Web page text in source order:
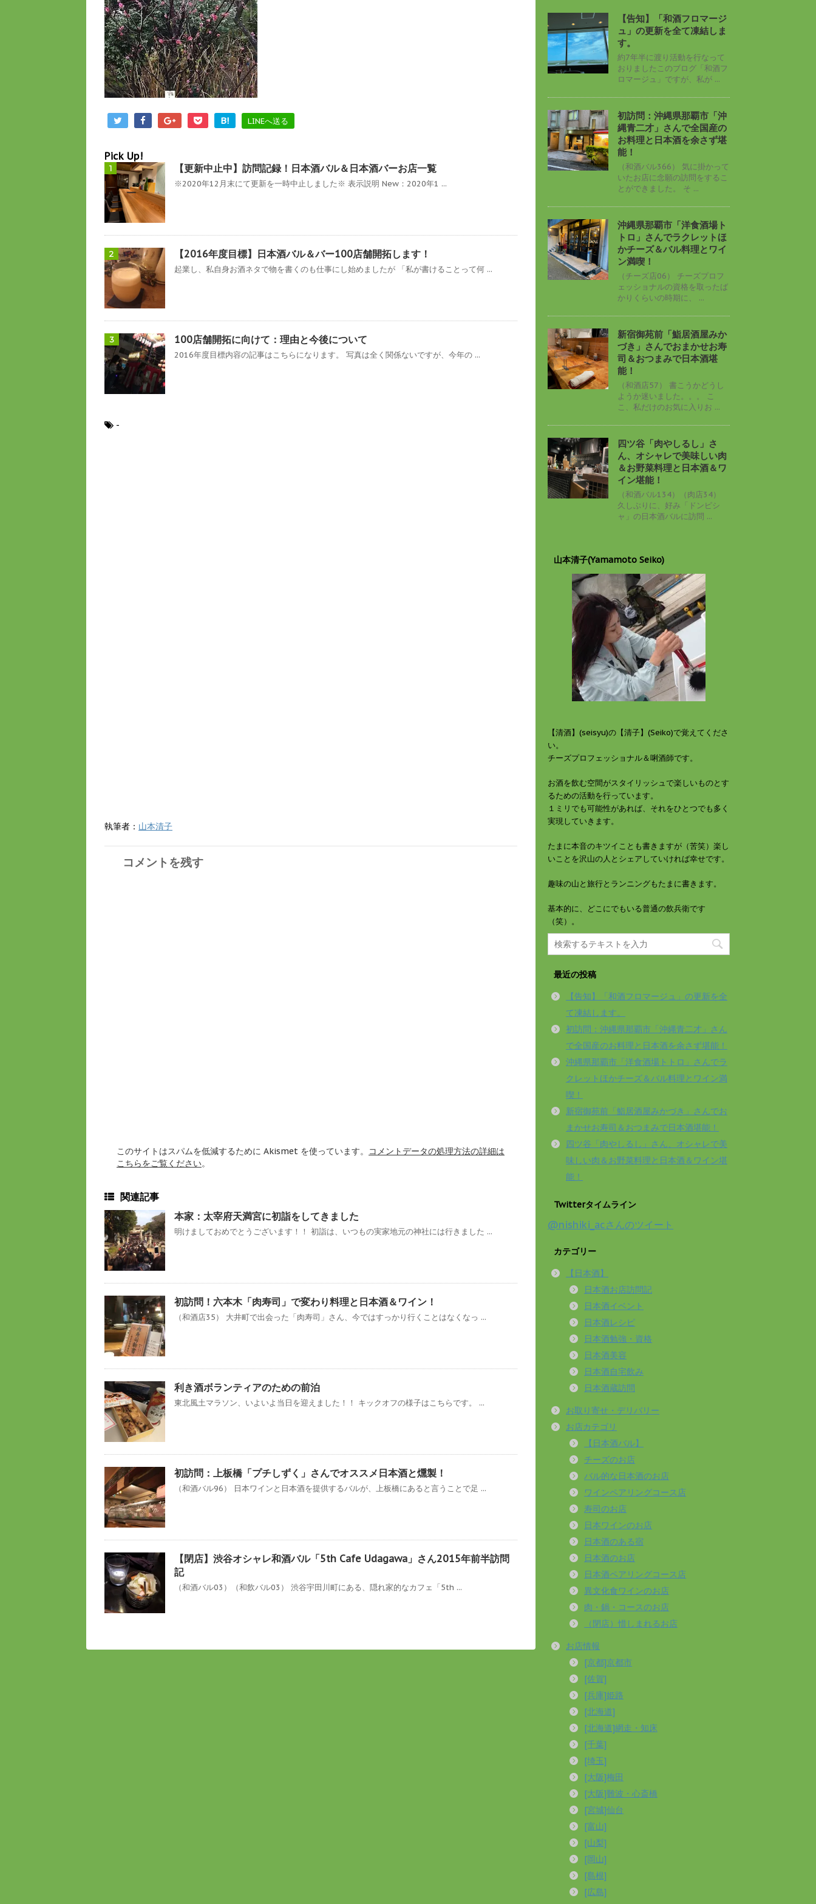
B! LINEへ送る
Pick Up!
1 【更新中止中】訪問記録！日本酒バル＆日本酒バーお店一覧
※2020年12月末にて更新を一時中止しました※ 表示説明 New：2020年1 ...
2 【2016年度目標】日本酒バル＆バー100店舗開拓します！
起業し、私自身お酒ネタで物を書くのも仕事にし始めましたが 「私が書けることって何 ...
3 100店舗開拓に向けて：理由と今後について
2016年度目標内容の記事はこちらになります。 写真は全く関係ないですが、今年の ...
-
執筆者： 山本清子
コメントを残す
このサイトはスパムを低減するために Akismet を使っています。
コメントデータの処理方法の詳細は
こちらをご覧ください。
関連記事
本家：太宰府天満宮に初詣をしてきました
明けましておめでとうございます！！ 初詣は、いつもの実家地元の神社には行きました ...
初訪問！六本木「肉寿司」で変わり料理と日本酒＆ワイン！
（和酒店35） 大井町で出会った「肉寿司」さん、今ではすっかり行くことはなくなっ ...
利き酒ボランティアのための前泊
東北風土マラソン、いよいよ当日を迎えました！！ キックオフの様子はこちらです。 ...
初訪問：上板橋「プチしずく」さんでオススメ日本酒と燻製！
（和酒バル96） 日本ワインと日本酒を提供するバルが、上板橋にあると言うことで足 ...
【閉店】渋谷オシャレ和酒バル「5th Cafe Udagawa」さん2015年前半訪問
記
（和酒バル03）（和飲バル03） 渋谷宇田川町にある、隠れ家的なカフェ「5th ...
【告知】「和酒フロマージ
ュ」の更新を全て凍結しま
す。
約7年半に渡り活動を行なって
おりましたこのブログ「和酒フ
ロマージュ」ですが、私が ...
初訪問：沖縄県那覇市「沖
縄青二才」さんで全国産の
お料理と日本酒を余さず堪
能！
（和酒バル366） 気に掛かって
いたお店に念願の訪問をするこ
とができました。 そ ...
沖縄県那覇市「洋食酒場ト
トロ」さんでラクレットほ
かチーズ＆バル料理とワイ
ン満喫！
（チーズ店06） チーズプロフ
ェッショナルの資格を取ったば
かりくらいの時期に、 ...
新宿御苑前「鮨居酒屋みか
づき」さんでおまかせお寿
司＆おつまみで日本酒堪
能！
（和酒店57） 書こうかどうし
ようか迷いました。。。 こ
こ、私だけのお気に入りお ...
四ツ谷「肉やしるし」さ
ん、オシャレで美味しい肉
＆お野菜料理と日本酒＆ワ
イン堪能！
（和酒バル134）（肉店34）
久しぶりに、好み「ドンピシ
ャ」の日本酒バルに訪問 ...
山本清子(Yamamoto Seiko)
【清酒】(seisyu)の【清子】(Seiko)で覚えてくださ
い。
チーズプロフェッショナル＆唎酒師です。
お酒を飲む空間がスタイリッシュで楽しいものとす
るための活動を行っています。
１ミリでも可能性があれば、それをひとつでも多く
実現していきます。
たまに本音のキツイことも書きますが（苦笑）楽し
いことを沢山の人とシェアしていければ幸せです。
趣味の山と旅行とランニングもたまに書きます。
基本的に、どこにでもいる普通の飲兵衛です
（笑）。
最近の投稿
【告知】「和酒フロマージュ」の更新を全
て凍結します。
初訪問：沖縄県那覇市「沖縄青二才」さん
で全国産のお料理と日本酒を余さず堪能！
沖縄県那覇市「洋食酒場トトロ」さんでラ
クレットほかチーズ＆バル料理とワイン満
喫！
新宿御苑前「鮨居酒屋みかづき」さんでお
まかせお寿司＆おつまみで日本酒堪能！
四ツ谷「肉やしるし」さん、オシャレで美
味しい肉＆お野菜料理と日本酒＆ワイン堪
能！
Twitterタイムライン
@nishiki_acさんのツイート
カテゴリー
【日本酒】
日本酒お店訪問記
日本酒イベント
日本酒レシピ
日本酒勉強・資格
日本酒美容
日本酒自宅飲み
日本酒蔵訪問
お取り寄せ・デリバリー
お店カテゴリ
【日本酒バル】
チーズのお店
バル的な日本酒のお店
ワインペアリングコース店
寿司のお店
日本ワインのお店
日本酒のある宿
日本酒のお店
日本酒ペアリングコース店
異文化食ワインのお店
肉・鍋・コースのお店
（閉店）惜しまれるお店
お店情報
[京都]京都市
[佐賀]
[兵庫]姫路
[北海道]
[北海道]網走・知床
[千葉]
[埼玉]
[大阪]梅田
[大阪]難波・心斎橋
[宮城]仙台
[富山]
[山梨]
[岡山]
[島根]
[広島]